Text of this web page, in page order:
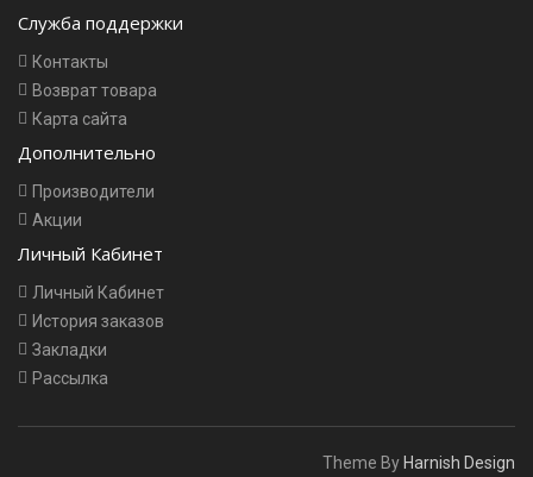
Служба поддержки
Контакты
Возврат товара
Карта сайта
Дополнительно
Производители
Акции
Личный Кабинет
Личный Кабинет
История заказов
Закладки
Рассылка
Theme By Harnish Design